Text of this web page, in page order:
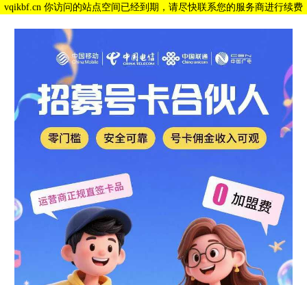
vqikbf.cn 你访问的站点空间已经到期，请尽快联系您的服务商进行续费